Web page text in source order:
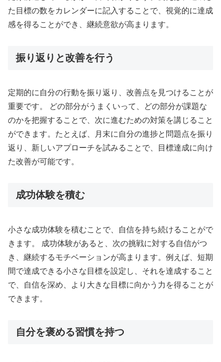
た目標の数をカレンダーに記入することで、視覚的に達成
感を得ることができ、継続意欲が高まります。
振り返りと改善を行う
定期的に自分の行動を振り返り、改善点を見つけることが
重要です。 どの部分がうまくいって、どの部分が課題な
のかを把握することで、次に進むための対策を講じること
ができます。たとえば、月末に自分の進捗と問題点を振り
返り、新しいアプローチを試みることで、目標達成に向け
た改善が可能です。
成功体験を積む
小さな成功体験を積むことで、自信を持ち続けることがで
きます。 成功体験があると、次の挑戦に対する自信がつ
き、継続するモチベーションが高まります。例えば、短期
間で達成できる小さな目標を設定し、それを達成すること
で、自信を深め、より大きな目標に向かう力を得ることが
できます。
自分を褒める習慣を持つ